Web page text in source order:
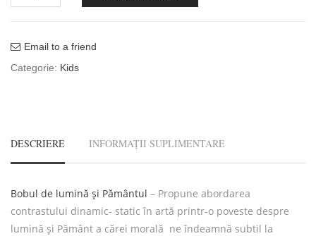
Email to a friend
Categorie: Kids
DESCRIERE INFORMAȚII SUPLIMENTARE
Bobul de lumină și Pământul – Propune abordarea
contrastului dinamic- static în artă printr-o poveste despre
lumină și Pământ a cărei morală ne îndeamnă subtil la